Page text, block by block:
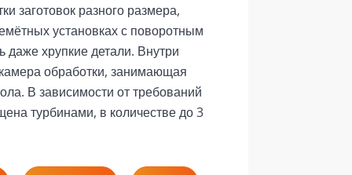
заготовок разного размера,
установках с поворотным
хрупкие детали. Внутри
обработки, занимающая
В зависимости от требований
турбинами, в количестве до 3